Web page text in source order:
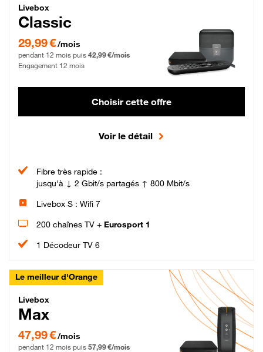
Livebox Classic Fibre
Livebox
Classic
29,99 € par mois pendant 12 mois puis 42,99 € par mois, Engagement 12 mois
29,99 €/mois
pendant 12 mois puis 42,99 €/mois
Engagement 12 mois
Choisir cette offre
Voir le détail
Fibre très rapide :
jusqu'à ↓ 2 Gbit/s partagés ↑ 800 Mbit/s
Livebox S : Wifi 7
200 chaînes TV + Eurosport 1
1 Décodeur TV 6
Le meilleur d'Orange
Livebox Max Fibre
Livebox
Max
47,99 € par mois pendant 12 mois puis 57,99 € par mois, Engagement 12 mois
47,99 €/mois
pendant 12 mois puis 57,99 €/mois